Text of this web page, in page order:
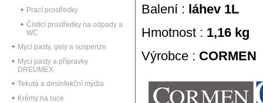
Prací prostředky
Čistící prostředky na odpady a
WC
Mycí pasty, gely a suspenze
Mycí pasty a přípravky
DREUMEX
Tekutá a desinfekční mýdla
Krémy na ruce
Balení : láhev 1L
Hmotnost : 1,16 kg
Výrobce : CORMEN